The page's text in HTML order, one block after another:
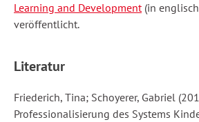
Learning and Development(in
veröffentlicht.
Literatur
Friederich, Tina; Schoyerer, Gabriel
Professionalisierung des Systems